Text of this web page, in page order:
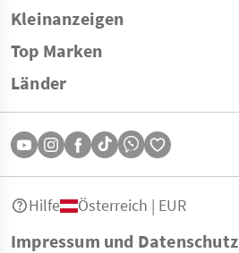
Kleinanzeigen
Top Marken
Länder
Impressum und Datenschutz
Hilfe Österreich | EUR